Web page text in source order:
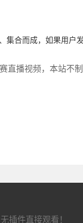
合而成，如果用户
直播视频，本站不
插件直接观看！